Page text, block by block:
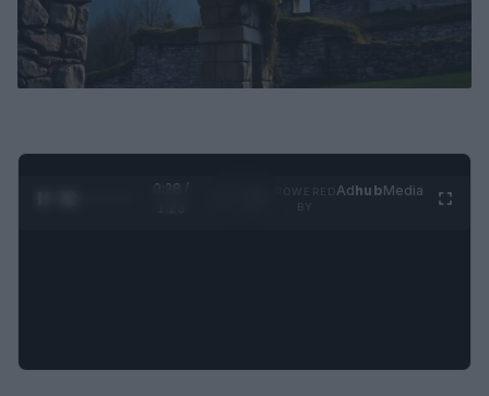
0:29 /
AdhubMedia